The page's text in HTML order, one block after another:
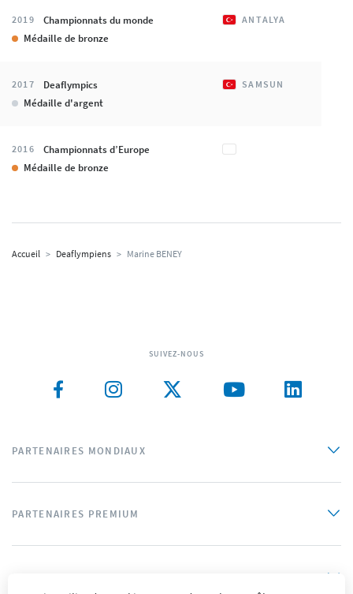
2019 Championnats du monde ANTALYA
Médaille de bronze
2017 Deaflympics SAMSUN
Médaille d'argent
2016
Championnats d’Europe
Médaille de bronze
Accueil > Deaflympiens > Marine BENEY
SUIVEZ-NOUS
PARTENAIRES MONDIAUX
PARTENAIRES PREMIUM